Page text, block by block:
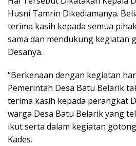
Husni Tamrin Dikediamanya.
terima kasih kepada semua
sama dan mendukung kegiatan
Desanya.
“Berkenaan dengan kegiatan
Pemerintah Desa Batu Belarik
terima kasih kepada perangkat
warga Desa Batu Belarik yang
ikut serta dalam kegiatan
Kades.